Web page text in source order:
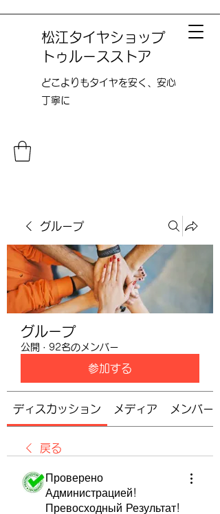
松江タイヤショップ
トゥルースストア
どこよりも​タイヤを安く、安心
丁寧に
グループ
グループ
公開 · 92名のメンバー
参加する
ディスカッション メディア メンバー
戻る
Проверено
Администрацией!
Превосходный Результат!